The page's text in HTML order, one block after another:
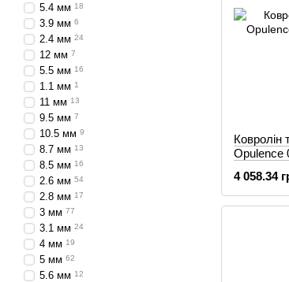
Ковролін
Opulence
4 058.34
5.4 мм 18
3.9 мм 6
2.4 мм 24
12 мм 7
5.5 мм 16
1.1 мм 1
11 мм 13
9.5 мм 7
10.5 мм 9
8.7 мм 13
8.5 мм 16
2.6 мм 54
2.8 мм 17
3 мм 77
3.1 мм 24
4 мм 19
5 мм 62
5.6 мм 12